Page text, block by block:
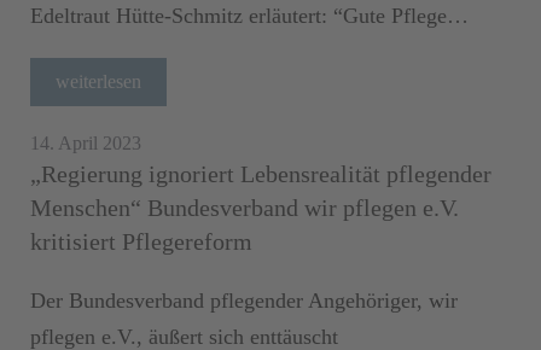
Edeltraut Hütte-Schmitz erläutert: “Gute Pflege…
weiterlesen
14. April 2023
„Regierung ignoriert Lebensrealität pflegender
Menschen“ Bundesverband wir pflegen e.V.
kritisiert Pflegereform
Der Bundesverband pflegender Angehöriger, wir
pflegen e.V., äußert sich enttäuscht